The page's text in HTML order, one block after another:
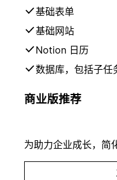
基础表单
基础网站
Notion 日历
数据库，包括子任
商业版推荐
为助力企业成长，简